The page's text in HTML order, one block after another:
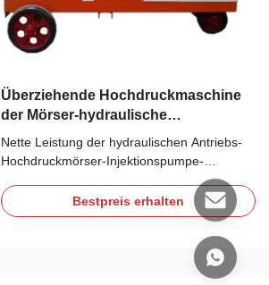
Überziehende Hochdruckmaschine
der Mörser-hydraulische
Injektionspumpe-22Kw
Nette Leistung der hydraulischen Antriebs-
Hochdruckmörser-Injektionspumpe-
Maschine Details der
Mörserinjektionspumpemaschine: 1. Der V-
Gürtel und ein Paar Gänge mitteln die
Drehbewegung des Motors der Kurbelwelle
Bestpreis erhalten